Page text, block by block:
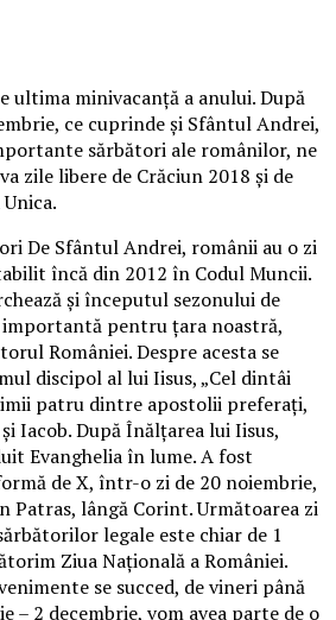
ultima minivacanţă a anului. După
ce cuprinde şi Sfântul Andrei,
sărbători ale românilor, ne
zile libere de Crăciun 2018 şi de
De Sfântul Andrei, românii au o zi
încă din 2012 în Codul Muncii.
şi începutul sezonului de
pentru ţara noastră,
României.Despre acesta se
discipol al lui Iisus, „Cel dintâi
patru dintre apostolii preferaţi,
Iacob. După Înălţarea lui Iisus,
Evanghelia în lume. A fost
de X, într-o zi de 20 noiembrie,
Patras, lângă Corint. Următoarea zi
legale este chiar de 1
Ziua Naţională a României.
se succed, de vineri până
– 2 decembrie, vom avea parte de o